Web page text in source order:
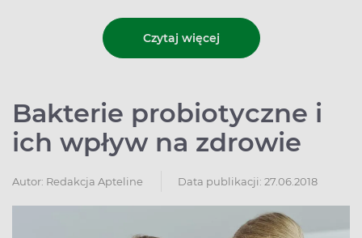
Czytaj więcej
Bakterie probiotyczne i
ich wpływ na zdrowie
Autor: Redakcja Apteline Data publikacji: 27.06.2018